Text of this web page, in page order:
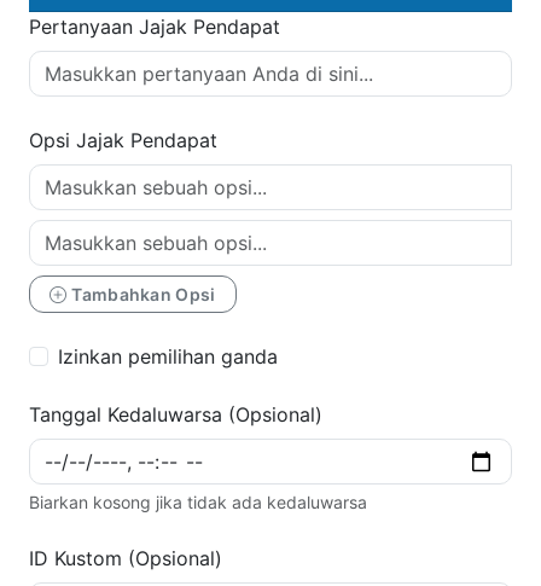
Pertanyaan Jajak Pendapat
Opsi Jajak Pendapat
Tambahkan Opsi
Izinkan pemilihan ganda
Tanggal Kedaluwarsa (Opsional)
Biarkan kosong jika tidak ada kedaluwarsa
ID Kustom (Opsional)